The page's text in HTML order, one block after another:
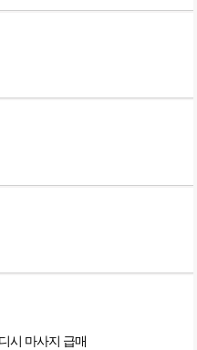
시 마사지 급매